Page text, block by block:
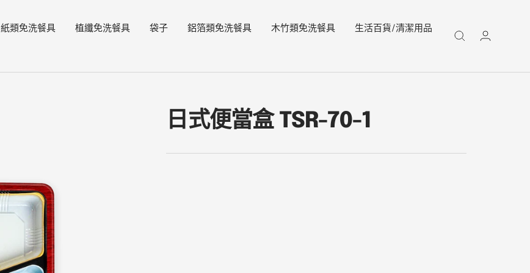
紙類免洗餐具 植纖免洗餐具 袋子 鋁箔類免洗餐具 木竹類免洗餐具
生活百貨/清潔用品
日式便當盒 TSR-70-1